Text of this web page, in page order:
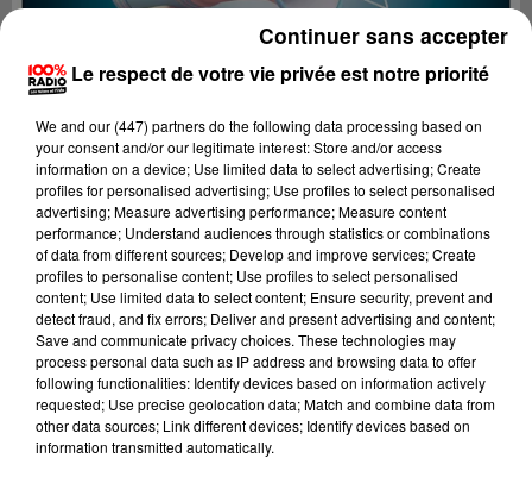
Lecture (4 min 29 sec)
100%
Les infos du Comminges
Le respect de votre vie privée est notre priorité
We and our (447) partnersdo the following data processing based on
your consent and/or our legitimate interest: Store and/or access
information on a device; Use limited data to select advertising; Create
profiles for personalised advertising; Use profiles to select personalised
advertising; Measure advertising performance; Measure content
performance; Understand audiences through statistics or combinations
of data from different sources; Develop and improve services; Create
profiles to personalise content; Use profiles to select personalised
content; Use limited data to select content; Ensure security, prevent and
detect fraud, and fix errors; Deliver and present advertising and content;
Save and communicate privacy choices. These technologies may
process personal data such as IP address and browsing data to offer
following functionalities: Identify devices based on information actively
requested; Use precise geolocation data; Match and combine data from
other data sources; Link different devices; Identify devices based on
information transmitted automatically.
Continuer sans accepter